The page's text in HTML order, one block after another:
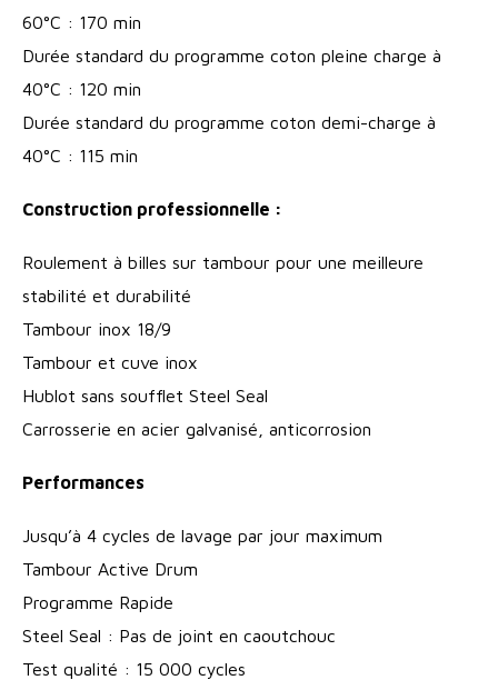
60°C : 170 min
Durée standard du programme coton pleine charge à
40°C : 120 min
Durée standard du programme coton demi-charge à
40°C : 115 min
Construction professionnelle :
Roulement à billes sur tambour pour une meilleure
stabilité et durabilité
Tambour inox 18/9
Tambour et cuve inox
Hublot sans soufflet Steel Seal
Carrosserie en acier galvanisé, anticorrosion
Performances
Jusqu’à 4 cycles de lavage par jour maximum
Tambour Active Drum
Programme Rapide
Steel Seal : Pas de joint en caoutchouc
Test qualité : 15 000 cycles